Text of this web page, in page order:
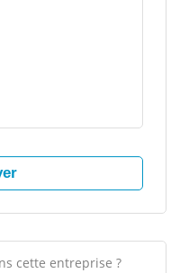
cette entreprise ?